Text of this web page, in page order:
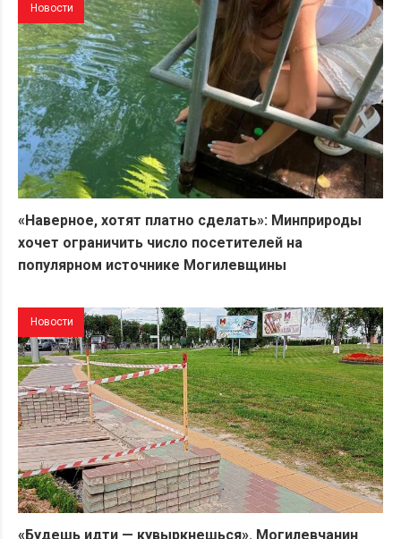
Новости
«Наверное, хотят платно сделать»: Минприроды
хочет ограничить число посетителей на
популярном источнике Могилевщины
Новости
«Будешь идти — кувыркнешься». Могилевчанин